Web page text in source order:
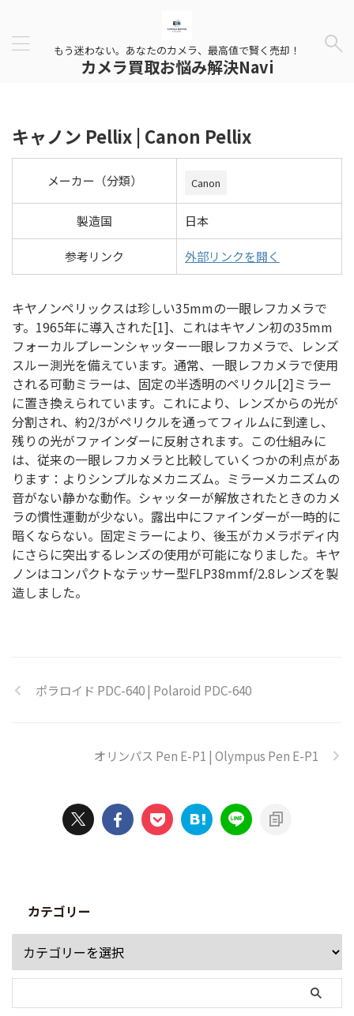
もう迷わない。あなたのカメラ、最高値で賢く売却！
カメラ買取お悩み解決Navi
キャノン Pellix | Canon Pellix
メーカー（分類） Canon
製造国 日本
参考リンク 外部リンクを開く
キヤノンペリックスは珍しい35mmの一眼レフカメラで
す。1965年に導入された[1]、これはキヤノン初の35mm
フォーカルプレーンシャッター一眼レフカメラで、レンズ
スルー測光を備えています。通常、一眼レフカメラで使用
される可動ミラーは、固定の半透明のペリクル[2]ミラー
に置き換えられています。これにより、レンズからの光が
分割され、約2/3がペリクルを通ってフィルムに到達し、
残りの光がファインダーに反射されます。この仕組みに
は、従来の一眼レフカメラと比較していくつかの利点があ
ります：よりシンプルなメカニズム。ミラーメカニズムの
音がない静かな動作。シャッターが解放されたときのカメ
ラの慣性運動が少ない。露出中にファインダーが一時的に
暗くならない。固定ミラーにより、後玉がカメラボディ内
にさらに突出するレンズの使用が可能になりました。キヤ
ノンはコンパクトなテッサー型FLP38mmf/2.8レンズを製
造しました。
ポラロイド PDC-640 | Polaroid PDC-640
オリンパス Pen E-P1 | Olympus Pen E-P1
カテゴリー